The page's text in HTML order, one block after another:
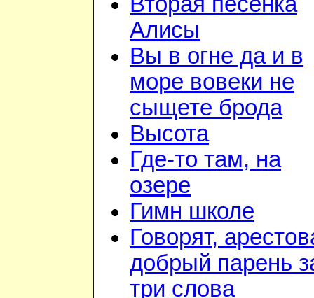
Алисы
Вы в огне да и в
море вовеки не
сыщете брода
Высота
Где-то там, на
озере
Гимн школе
Говорят,
добрый парень
три слова